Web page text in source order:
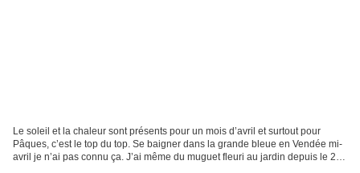
Le soleil et la chaleur sont présents pour un mois d’avril et surtout pour
Pâques, c’est le top du top. Se baigner dans la grande bleue en Vendée mi-
avril je n’ai pas connu ça. J’ai même du muguet fleuri au jardin depuis le 2